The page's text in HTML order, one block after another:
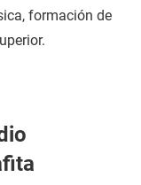
formación de